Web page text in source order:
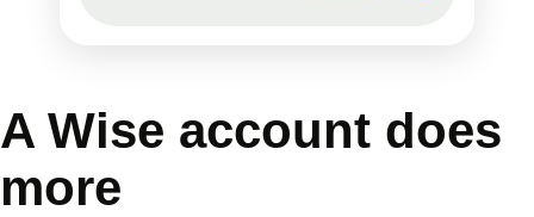
A Wise account does
more